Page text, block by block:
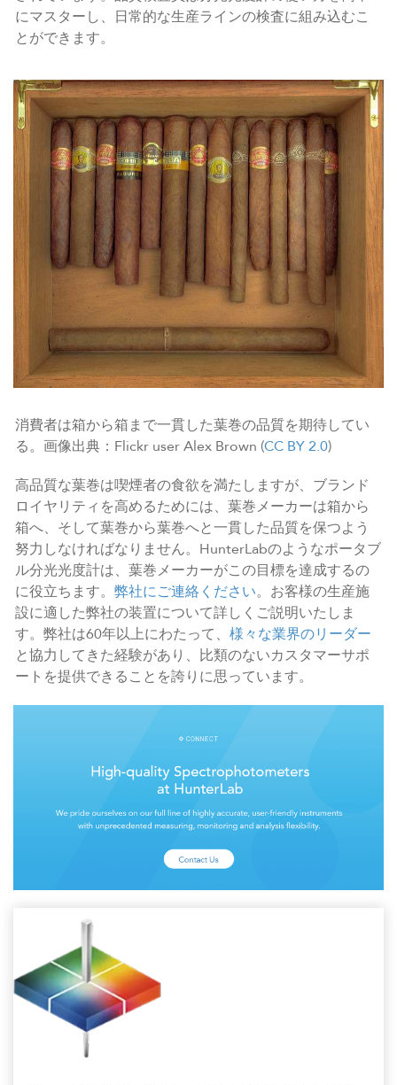
にマスターし、日常的な生産ラインの検査に組み込むこ
とができます。
消費者は箱から箱まで一貫した葉巻の品質を期待してい
る。画像出典：Flickr user Alex Brown (CC BY 2.0)
高品質な葉巻は喫煙者の食欲を満たしますが、ブランド
ロイヤリティを高めるためには、葉巻メーカーは箱から
箱へ、そして葉巻から葉巻へと一貫した品質を保つよう
努力しなければなりません。HunterLabのようなポータブ
ル分光光度計は、葉巻メーカーがこの目標を達成するの
に役立ちます。 弊社にご連絡ください。お客様の生産施
設に適した弊社の装置について詳しくご説明いたしま
す。弊社は60年以上にわたって、 様々な業界のリーダー
と協力してきた経験があり、比類のないカスタマーサポ
ートを提供できることを誇りに思っています。